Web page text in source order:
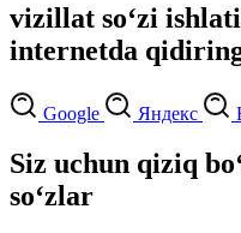
vizillat so‘zi
internetda
Google Яндекс
Siz uchun qiziq
so‘zlar